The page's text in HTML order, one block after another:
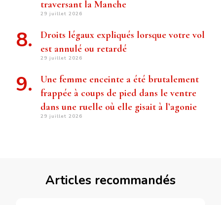
traversant la Manche
29 juillet 2026
Droits légaux expliqués lorsque votre vol
est annulé ou retardé
29 juillet 2026
Une femme enceinte a été brutalement
frappée à coups de pied dans le ventre
dans une ruelle où elle gisait à l’agonie
29 juillet 2026
Articles recommandés